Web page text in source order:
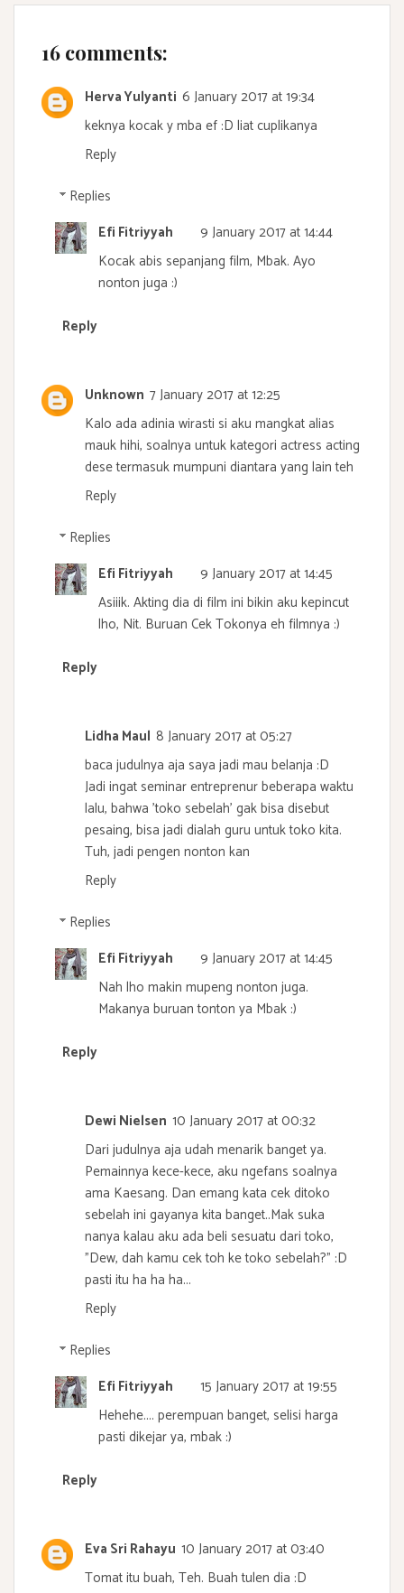
16 comments:
Herva Yulyanti 6 January 2017 at 19:34
keknya kocak y mba ef :D liat cuplikanya
Reply
Replies
Efi Fitriyyah
9 January 2017 at 14:44
Kocak abis sepanjang film, Mbak. Ayo
nonton juga :)
Reply
Unknown 7 January 2017 at 12:25
Kalo ada adinia wirasti si aku mangkat alias
mauk hihi, soalnya untuk kategori actress acting
dese termasuk mumpuni diantara yang lain teh
Reply
Replies
Efi Fitriyyah
9 January 2017 at 14:45
Asiiik. Akting dia di film ini bikin aku kepincut
lho, Nit. Buruan Cek Tokonya eh filmnya :)
Reply
Lidha Maul 8 January 2017 at 05:27
baca judulnya aja saya jadi mau belanja :D
Jadi ingat seminar entreprenur beberapa waktu
lalu, bahwa 'toko sebelah' gak bisa disebut
pesaing, bisa jadi dialah guru untuk toko kita.
Tuh, jadi pengen nonton kan
Reply
Replies
Efi Fitriyyah
9 January 2017 at 14:45
Nah lho makin mupeng nonton juga.
Makanya buruan tonton ya Mbak :)
Reply
Dewi Nielsen 10 January 2017 at 00:32
Dari judulnya aja udah menarik banget ya.
Pemainnya kece-kece, aku ngefans soalnya
ama Kaesang. Dan emang kata cek ditoko
sebelah ini gayanya kita banget..Mak suka
nanya kalau aku ada beli sesuatu dari toko,
"Dew, dah kamu cek toh ke toko sebelah?" :D
pasti itu ha ha ha...
Reply
Replies
Efi Fitriyyah
15 January 2017 at 19:55
Hehehe.... perempuan banget, selisi harga
pasti dikejar ya, mbak :)
Reply
Eva Sri Rahayu 10 January 2017 at 03:40
Tomat itu buah, Teh. Buah tulen dia :D